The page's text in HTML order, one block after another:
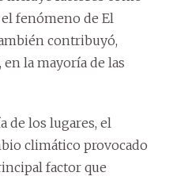
fenómeno de El
contribuyó,
la mayoría de las
de los lugares, el
climático provocado
factor que